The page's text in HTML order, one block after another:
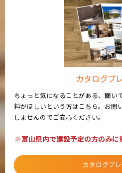
カタログプ
ちょっと気になることがある、聞い
料がほしいという方はこちら。お問
しませんのでご安心ください。
※富山県内で建設予定の方のみに
カタログプ